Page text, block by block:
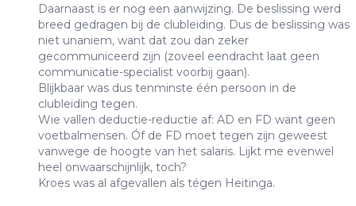
Daarnaast is er nog een aanwijzing. De beslissing werd
breed gedragen bij de clubleiding. Dus de beslissing was
niet unaniem, want dat zou dan zeker
gecommuniceerd zijn (zoveel eendracht laat geen
communicatie-specialist voorbij gaan).
Blijkbaar was dus tenminste één persoon in de
clubleiding tegen.
Wie vallen deductie-reductie af: AD en FD want geen
voetbalmensen. Óf de FD moet tegen zijn geweest
vanwege de hoogte van het salaris. Lijkt me evenwel
heel onwaarschijnlijk, toch?
Kroes was al afgevallen als tégen Heitinga.